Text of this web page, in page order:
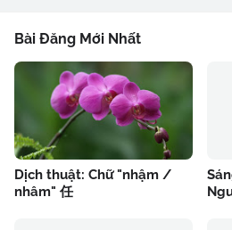
Bài Đăng Mới Nhất
Dịch thuật: Chữ "nhậm /
nhâm" 任